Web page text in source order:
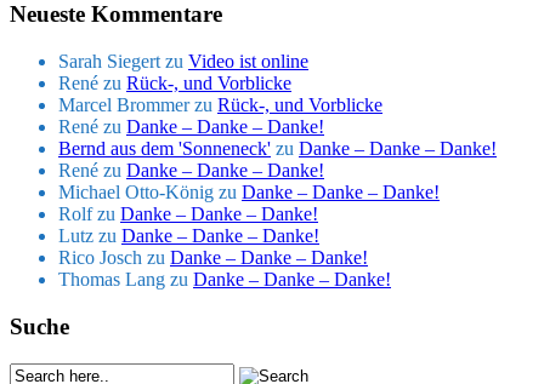
Neueste Kommentare
Sarah Siegert zu Video ist online
René zu Rück-, und Vorblicke
Marcel Brommerzu Rück-, und Vorblicke
René zu Danke – Danke – Danke!
Bernd aus dem 'Sonneneck' zu Danke – Danke – Danke!
René zu Danke – Danke – Danke!
Michael Otto-König zu Danke – Danke – Danke!
Rolfzu Danke – Danke – Danke!
Lutz zu Danke – Danke – Danke!
Rico Josch zu Danke – Danke – Danke!
Thomas Lang zu Danke – Danke – Danke!
Suche